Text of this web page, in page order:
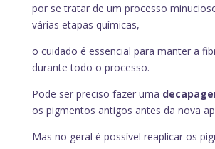
por se tratar de um processo
várias etapas químicas,
o cuidado é essencial para manter a
durante todo o processo.
Pode ser preciso fazer uma
os pigmentos antigos antes da nova
Mas no geral é possível reaplicar os